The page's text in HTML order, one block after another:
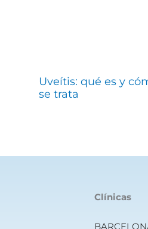
Uveítis: qué es y
se trata
Clínicas